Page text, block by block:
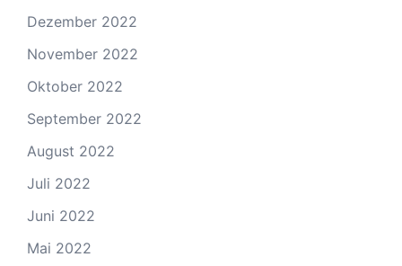
Dezember 2022
November 2022
Oktober 2022
September 2022
August 2022
Juli 2022
Juni 2022
Mai 2022